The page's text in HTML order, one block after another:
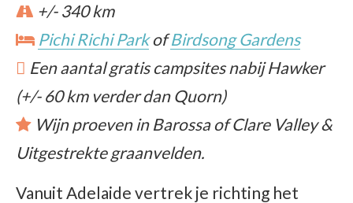
+/- 340 km
Pichi Richi ParkofBirdsong Gardens
Een aantal gratis campsites nabij Hawker
(+/- 60 km verder dan Quorn)
Wijn proeven in Barossa of Clare Valley &
Uitgestrekte graanvelden.
Vanuit Adelaide vertrek je richting het